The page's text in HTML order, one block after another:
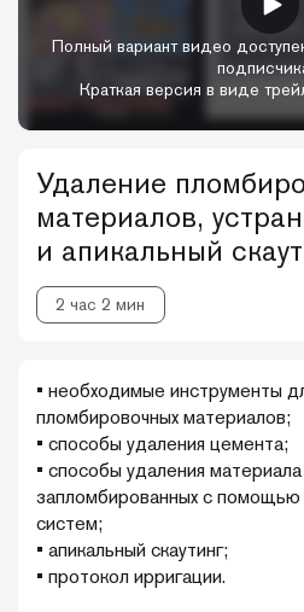
Полный вариант видео
Краткая версия в виде
Удаление
материалов,
и апикальный
2 час 2 мин
• необходимые инструменты
пломбировочных материалов;
• способы удаления цемента;
• способы удаления материала
запломбированных с помощью
систем;
• апикальный скаутинг;
• протокол ирригации.